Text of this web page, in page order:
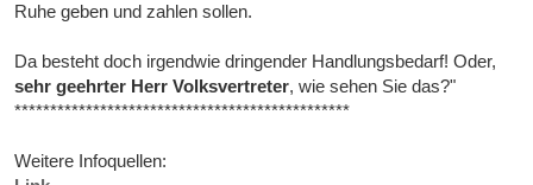
Ruhe geben und zahlen sollen.
Da besteht doch irgendwie dringender Handlungsbedarf! Oder,
sehr geehrter Herr Volksvertreter, wie sehen Sie das?"
***********************************************
Weitere Infoquellen: